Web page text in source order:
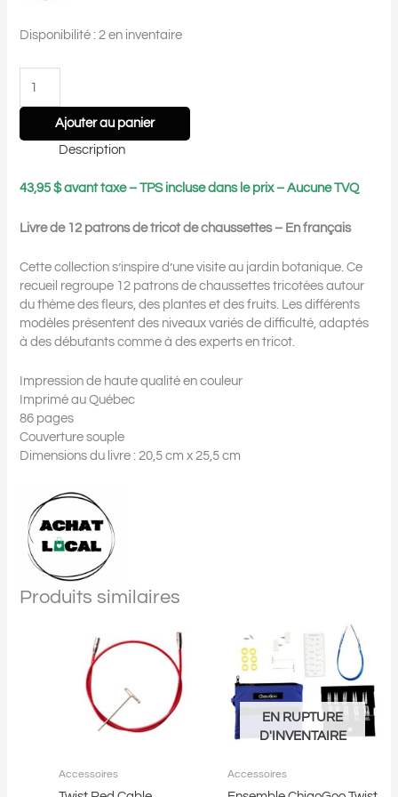
Disponibilité : 2 en inventaire
Ajouter au panier
Description
43,95 $ avant taxe – TPS incluse dans le prix – Aucune TVQ
Livre de 12 patrons de tricot de chaussettes – En français
Cette collection s’inspire d’une visite au jardin botanique. Ce
recueil regroupe 12 patrons de chaussettes tricotées autour
du thème des fleurs, des plantes et des fruits. Les différents
modèles présentent des niveaux variés de difficulté, adaptés
à des débutants comme à des experts en tricot.
Impression de haute qualité en couleur
Imprimé au Québec
86 pages
Couverture souple
Dimensions du livre : 20,5 cm x 25,5 cm
Produits similaires
Accessoires
a
variations.
Les
options
EN RUPTURE
D'INVENTAIRE
Accessoires